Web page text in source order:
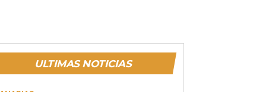
ULTIMAS NOTICIAS